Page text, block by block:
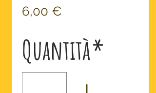
6,00 €
Quantità*